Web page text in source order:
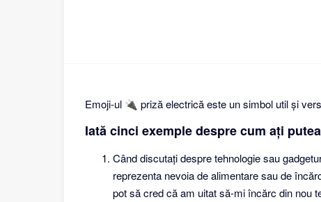
Emoji-ul 🔌 priză electrică este un simbol util și
Iată cinci exemple despre cum ați
Când discutați despre tehnologie sau
reprezenta nevoia de alimentare sau de
pot să cred că am uitat să-mi încărc din nou